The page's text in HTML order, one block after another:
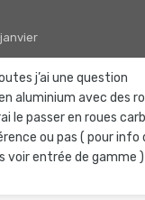
janvier
j’ai une question
aluminium avec des
le passer en roues
ou pas ( pour info
voir entrée de gamme )